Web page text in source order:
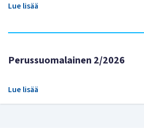
Lue lisää
Perussuomalainen 2/2026
Lue lisää